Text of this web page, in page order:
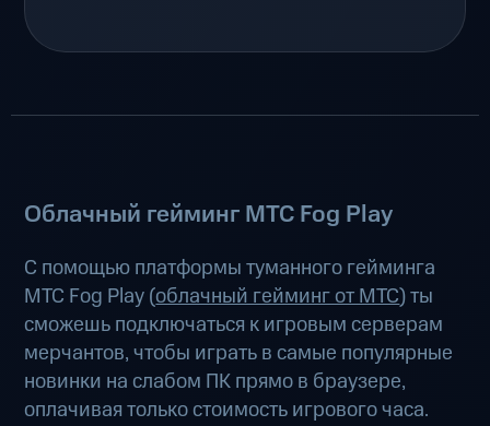
Облачный гейминг МТС Fog Play
С помощью платформы туманного гейминга
МТС Fog Play (облачный гейминг от МТС) ты
сможешь подключаться к игровым серверам
мерчантов, чтобы играть в самые популярные
новинки на слабом ПК прямо в браузере,
оплачивая только стоимость игрового часа.